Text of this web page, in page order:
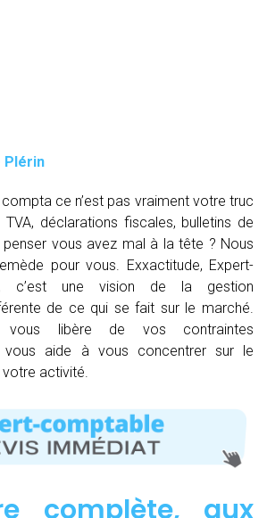
Plérin
ce n’est pas vraiment votre truc
déclarations fiscales, bulletins de
penser vous avez mal à la tête ? Nous
pour vous. Exxactitude, Expert-
c’est une vision de la gestion
de ce qui se fait sur le marché.
libère de vos contraintes
vous aide à vous concentrer sur le
activité.
complète, aux